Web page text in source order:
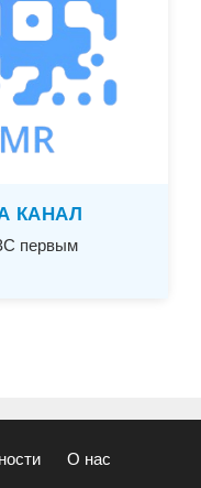
КАНАЛ
первым
О нас